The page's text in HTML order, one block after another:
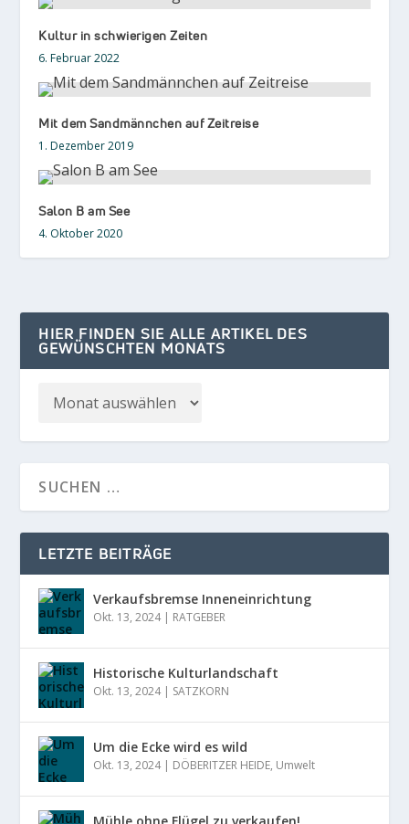
Kultur in schwierigen Zeiten
6. Februar 2022
Mit dem Sandmännchen auf Zeitreise
1. Dezember 2019
Salon B am See
4. Oktober 2020
HIER FINDEN SIE ALLE ARTIKEL DES
GEWÜNSCHTEN MONATS
LETZTE BEITRÄGE
Verkaufsbremse Inneneinrichtung
Okt. 13, 2024| RATGEBER
Historische Kulturlandschaft
Okt. 13, 2024| SATZKORN
Um die Ecke wird es wild
Okt. 13, 2024| DÖBERITZER HEIDE, Umwelt